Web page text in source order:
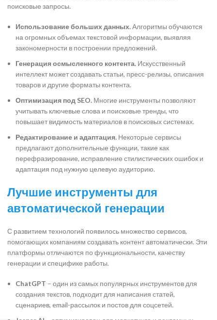
поисковые запросы.
Использование больших данных.Алгоритмы обучаются
на огромных объемах текстовой информации, выявляя
закономерности в построении предложений.
Генерация осмысленного контента. Искусственный
интеллект может создавать статьи, пресс-релизы, описания
товаров и другие форматы контента.
Оптимизация под SEO. Многие инструменты позволяют
учитывать ключевые слова и поисковые тренды, что
повышает видимость материалов в поисковых системах.
Редактирование и адаптация. Некоторые сервисы
предлагают дополнительные функции, такие как
перефразирование, исправление стилистических ошибок и
адаптация под нужную целевую аудиторию.
Лучшие инструменты для
автоматической генерации
С развитием технологий появилось множество сервисов,
помогающих компаниям создавать контент автоматически. Эти
платформы отличаются по функциональности, качеству
генерации и специфике работы.
ChatGPT – один из самых популярных инструментов для
создания текстов, подходит для написания статей,
сценариев, email-рассылок и постов для соцсетей.